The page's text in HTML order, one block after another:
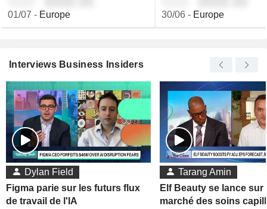
01/07 - Europe 30/06- Europe
Interviews Business Insiders
Dylan Field
Figma parie sur les futurs flux
de travail de l'IA
Tarang Amin
Elf Beauty se lance sur
marché des soins